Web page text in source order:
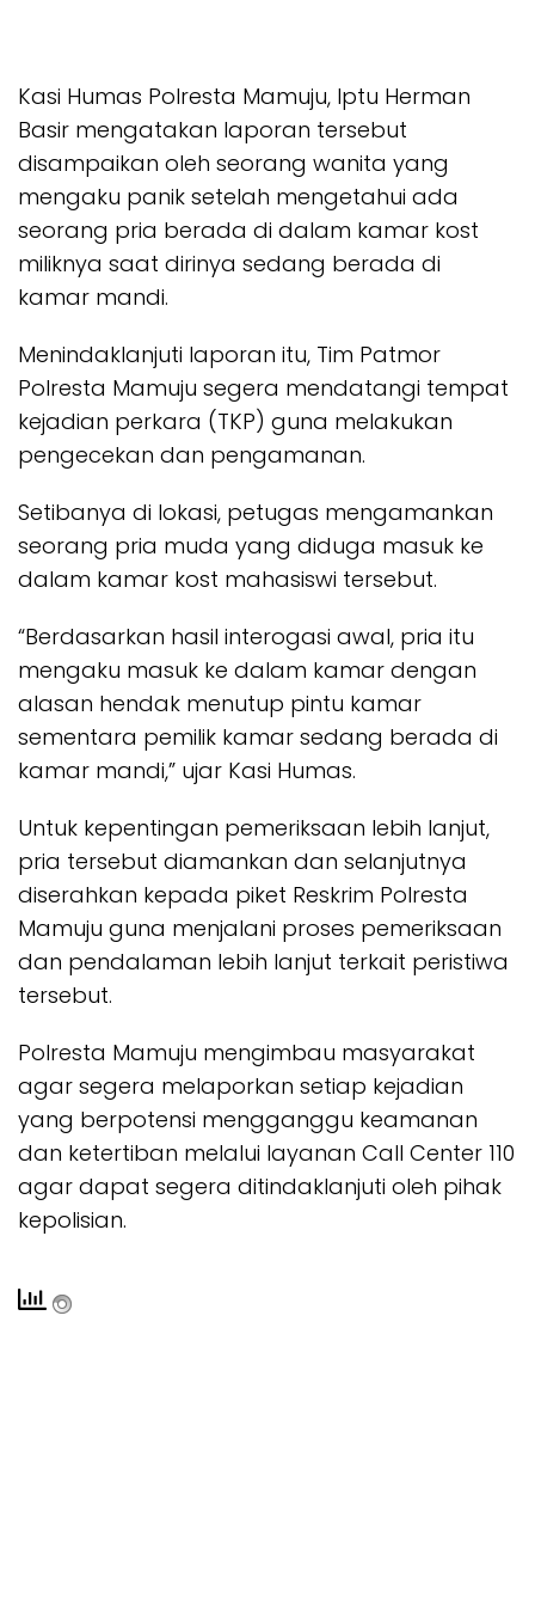
Kasi Humas Polresta Mamuju, Iptu Herman
Basir mengatakan laporan tersebut
disampaikan oleh seorang wanita yang
mengaku panik setelah mengetahui ada
seorang pria berada di dalam kamar kost
miliknya saat dirinya sedang berada di
kamar mandi.
Menindaklanjuti laporan itu, Tim Patmor
Polresta Mamuju segera mendatangi tempat
kejadian perkara (TKP) guna melakukan
pengecekan dan pengamanan.
Setibanya di lokasi, petugas mengamankan
seorang pria muda yang diduga masuk ke
dalam kamar kost mahasiswi tersebut.
“Berdasarkan hasil interogasi awal, pria itu
mengaku masuk ke dalam kamar dengan
alasan hendak menutup pintu kamar
sementara pemilik kamar sedang berada di
kamar mandi,” ujar Kasi Humas.
Untuk kepentingan pemeriksaan lebih lanjut,
pria tersebut diamankan dan selanjutnya
diserahkan kepada piket Reskrim Polresta
Mamuju guna menjalani proses pemeriksaan
dan pendalaman lebih lanjut terkait peristiwa
tersebut.
Polresta Mamuju mengimbau masyarakat
agar segera melaporkan setiap kejadian
yang berpotensi mengganggu keamanan
dan ketertiban melalui layanan Call Center 110
agar dapat segera ditindaklanjuti oleh pihak
kepolisian.